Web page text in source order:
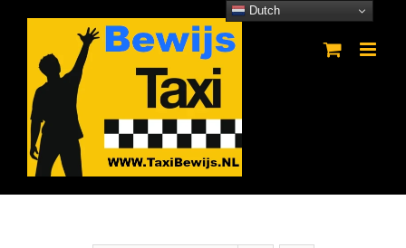
Dutch